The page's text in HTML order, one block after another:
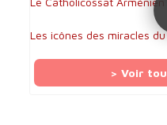
Les icônes des miracles
> Voir